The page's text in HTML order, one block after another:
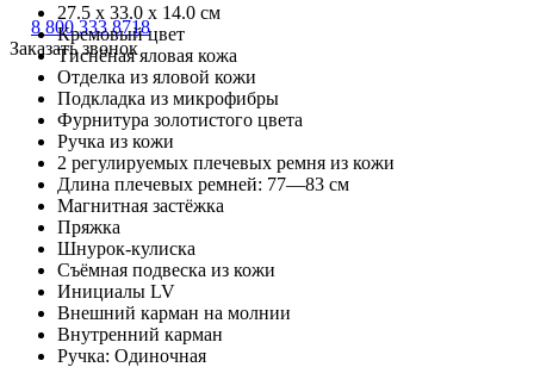
8 800 333 8718
Заказать звонок
27.5 x 33.0 x 14.0 см
Кремовый цвет
Тиснёная яловая кожа
Отделка из яловой кожи
Подкладка из микрофибры
Фурнитура золотистого цвета
Ручка из кожи
2 регулируемых плечевых ремня из кожи
Длина плечевых ремней: 77—83 см
Магнитная застёжка
Пряжка
Шнурок-кулиска
Съёмная подвеска из кожи
Инициалы LV
Внешний карман на молнии
Внутренний карман
Ручка: Одиночная